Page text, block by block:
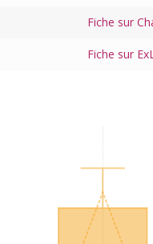
Fiche sur
Fiche sur